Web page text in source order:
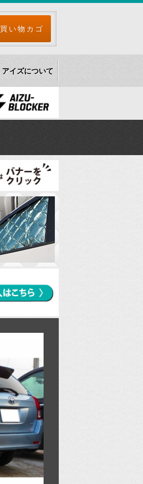
買い物カゴ
アイズについて